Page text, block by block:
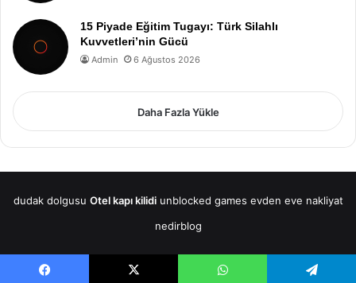
15 Piyade Eğitim Tugayı: Türk Silahlı
Kuvvetleri’nin Gücü
Admin 6 Ağustos 2026
Daha Fazla Yükle
dudak dolgusu Otel kapı kilidi unblocked games evden eve nakliyat
nedirblog